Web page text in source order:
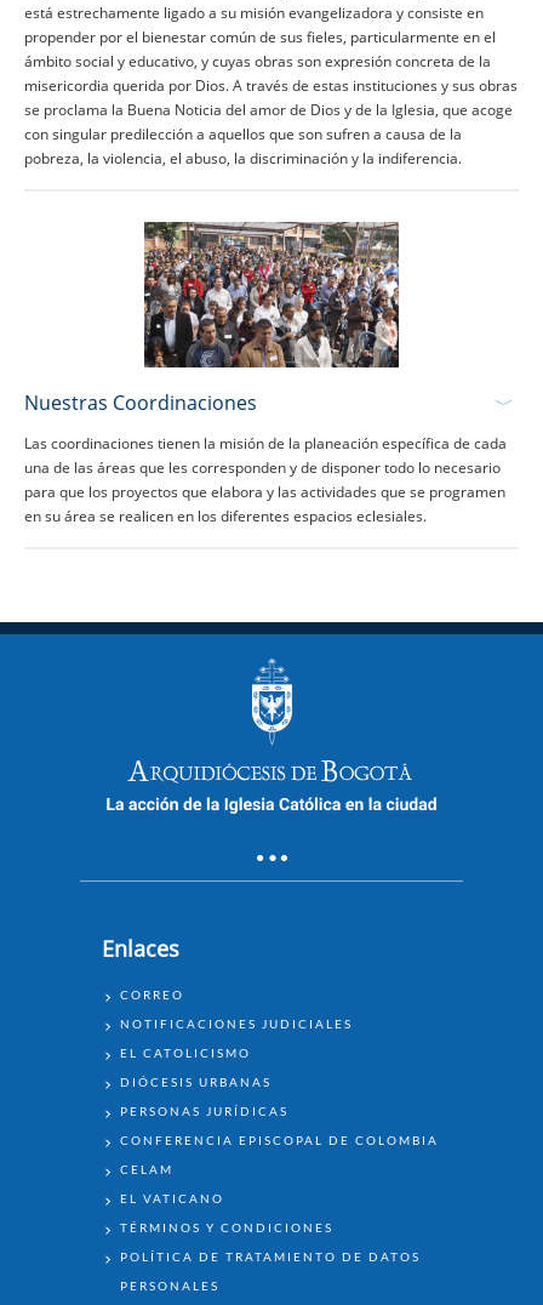
está estrechamente ligado a su misión evangelizadora y consiste en
propender por el bienestar común de sus fieles, particularmente en el
ámbito social y educativo, y cuyas obras son expresión concreta de la
misericordia querida por Dios. A través de estas instituciones y sus obras
se proclama la Buena Noticia del amor de Dios y de la Iglesia, que acoge
con singular predilección a aquellos que son sufren a causa de la
pobreza, la violencia, el abuso, la discriminación y la indiferencia.
Nuestras Coordinaciones
Las coordinaciones tienen la misión de la planeación específica de cada
una de las áreas que les corresponden y de disponer todo lo necesario
para que los proyectos que elabora y las actividades que se programen
en su área se realicen en los diferentes espacios eclesiales.
Enlaces
ENLACES
CORREO
NOTIFICACIONES JUDICIALES
EL CATOLICISMO
DIÓCESIS URBANAS
PERSONAS JURÍDICAS
CONFERENCIA EPISCOPAL DE COLOMBIA
CELAM
EL VATICANO
TÉRMINOS Y CONDICIONES
POLÍTICA DE TRATAMIENTO DE DATOS
PERSONALES